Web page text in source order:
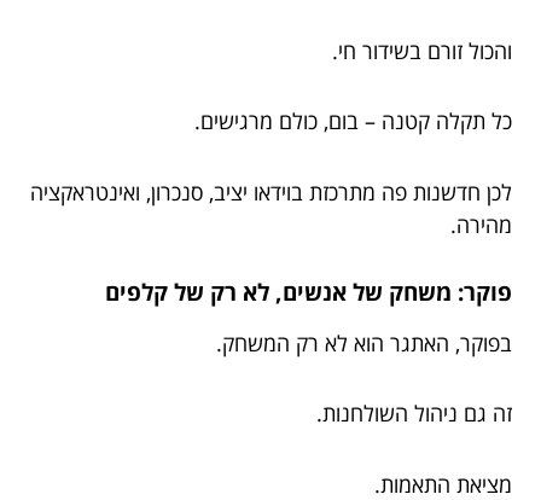
והכול זורם בשידור חי.
כל תקלה קטנה – בום, כולם מרגישים.
לכן חדשנות פה מתרכזת בוידאו יציב, סנכרון, ואינטראקציה
מהירה.
פוקר: משחק של אנשים, לא רק של קלפים
בפוקר, האתגר הוא לא רק המשחק.
זה גם ניהול השולחנות.
מציאת התאמות.